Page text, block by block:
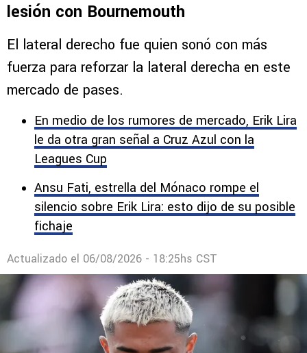
lesión con Bournemouth
El lateral derecho fue quien sonó con más
fuerza para reforzar la lateral derecha en este
mercado de pases.
En medio de los rumores de mercado, Erik Lira
le da otra gran señal a Cruz Azul con la
Leagues Cup
Ansu Fati, estrella del Mónaco rompe el
silencio sobre Erik Lira: esto dijo de su posible
fichaje
Actualizado el 06/08/2026 - 18:25hs CST